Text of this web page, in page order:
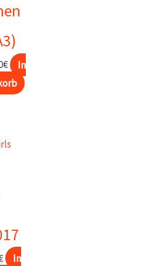
€Aktueller
Preis
In
Aktueller
In